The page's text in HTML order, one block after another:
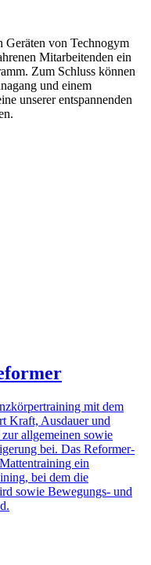
Geräten von Technogym
Mitarbeitenden ein
Zum Schluss können
und einem
unserer entspannenden
mit dem
Kraft, Ausdauer und
allgemeinen sowie
bei. Das Reformer-
ein
bei dem die
sowie Bewegungs- und